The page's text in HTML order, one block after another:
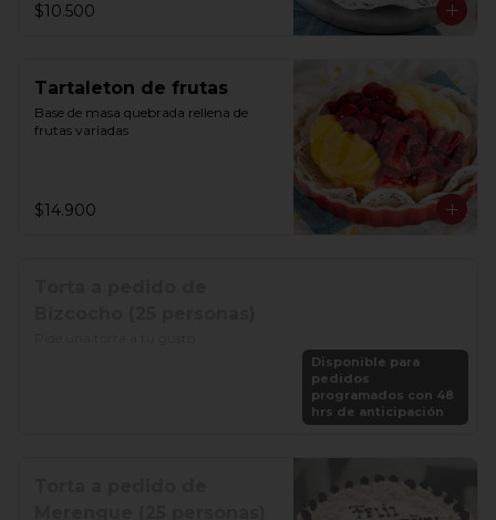
$10.500
Tartaleton de frutas
Base de masa quebrada rellena de
frutas variadas
$14.900
Disponible para
pedidos
programados con 48
hrs de anticipación